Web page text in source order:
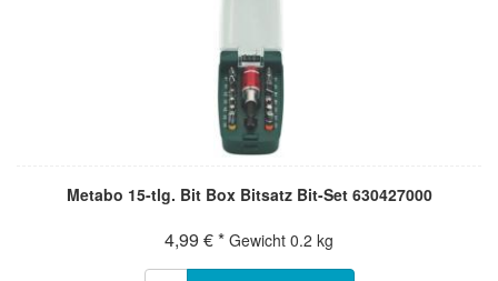
Metabo 15-tlg. Bit Box Bitsatz Bit-Set 630427000
4,99 € * Gewicht 0.2 kg